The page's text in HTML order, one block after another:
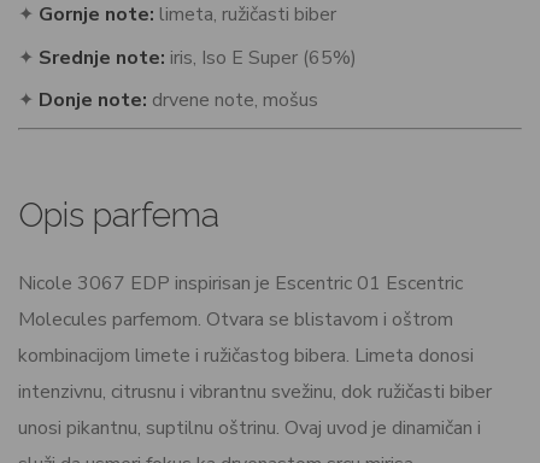
✦ Gornje note: limeta, ružičasti biber
✦ Srednje note: iris, Iso E Super (65%)
✦ Donje note: drvene note, mošus
Opis parfema
Nicole 3067 EDP inspirisan je Escentric 01 Escentric
Molecules parfemom. Otvara se blistavom i oštrom
kombinacijom limete i ružičastog bibera. Limeta donosi
intenzivnu, citrusnu i vibrantnu svežinu, dok ružičasti biber
unosi pikantnu, suptilnu oštrinu. Ovaj uvod je dinamičan i